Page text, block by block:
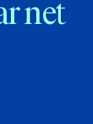
net